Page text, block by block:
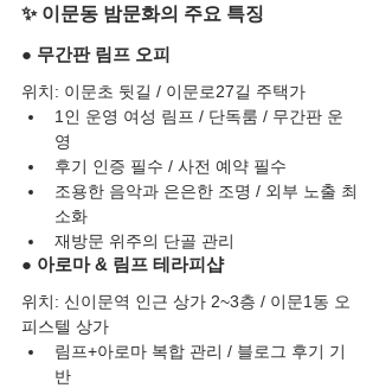
✨ 이문동 밤문화의 주요 특징
● 무간판 림프 오피
위치: 이문초 뒷길 / 이문로27길 주택가
1인 운영 여성 림프 / 단독룸 / 무간판 운
영
후기 인증 필수 / 사전 예약 필수
조용한 음악과 은은한 조명 / 외부 노출 최
소화
재방문 위주의 단골 관리
● 아로마 & 림프 테라피샵
위치: 신이문역 인근 상가 2~3층 / 이문1동 오
피스텔 상가
림프+아로마 복합 관리 / 블로그 후기 기
반